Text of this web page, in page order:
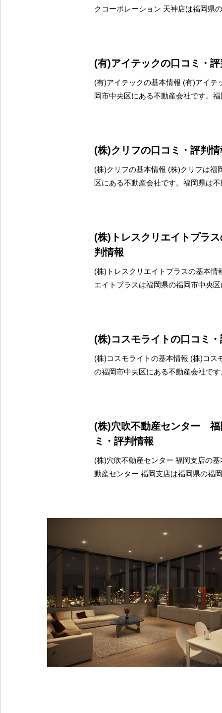
クコーポレーション 天神店は福岡県
(有)アイテックの口コミ・
(有)アイテックの基本情報 (有)アイテ
岡市中央区にある不動産会社です。
(株)クリフの口コミ・評判情
(株)クリフの基本情報 (株)クリフは福
区にある不動産会社です。福岡県は
(株)トレスクリエイトプラ
判情報
(株)トレスクリエイトプラスの基本情
エイトプラスは福岡県の福岡市中央
(株)コスモライトの口コミ
(株)コスモライトの基本情報 (株)コス
の福岡市中央区にある不動産会社で
(株)穴吹不動産センター 福
ミ・評判情報
(株)穴吹不動産センター 福岡支店の
動産センター 福岡支店は福岡県の福